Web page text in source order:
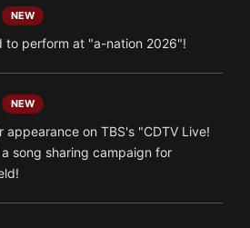
NEW
to perform at "a-nation 2026"!
NEW
appearance on TBS's "CDTV Live!
song sharing campaign for